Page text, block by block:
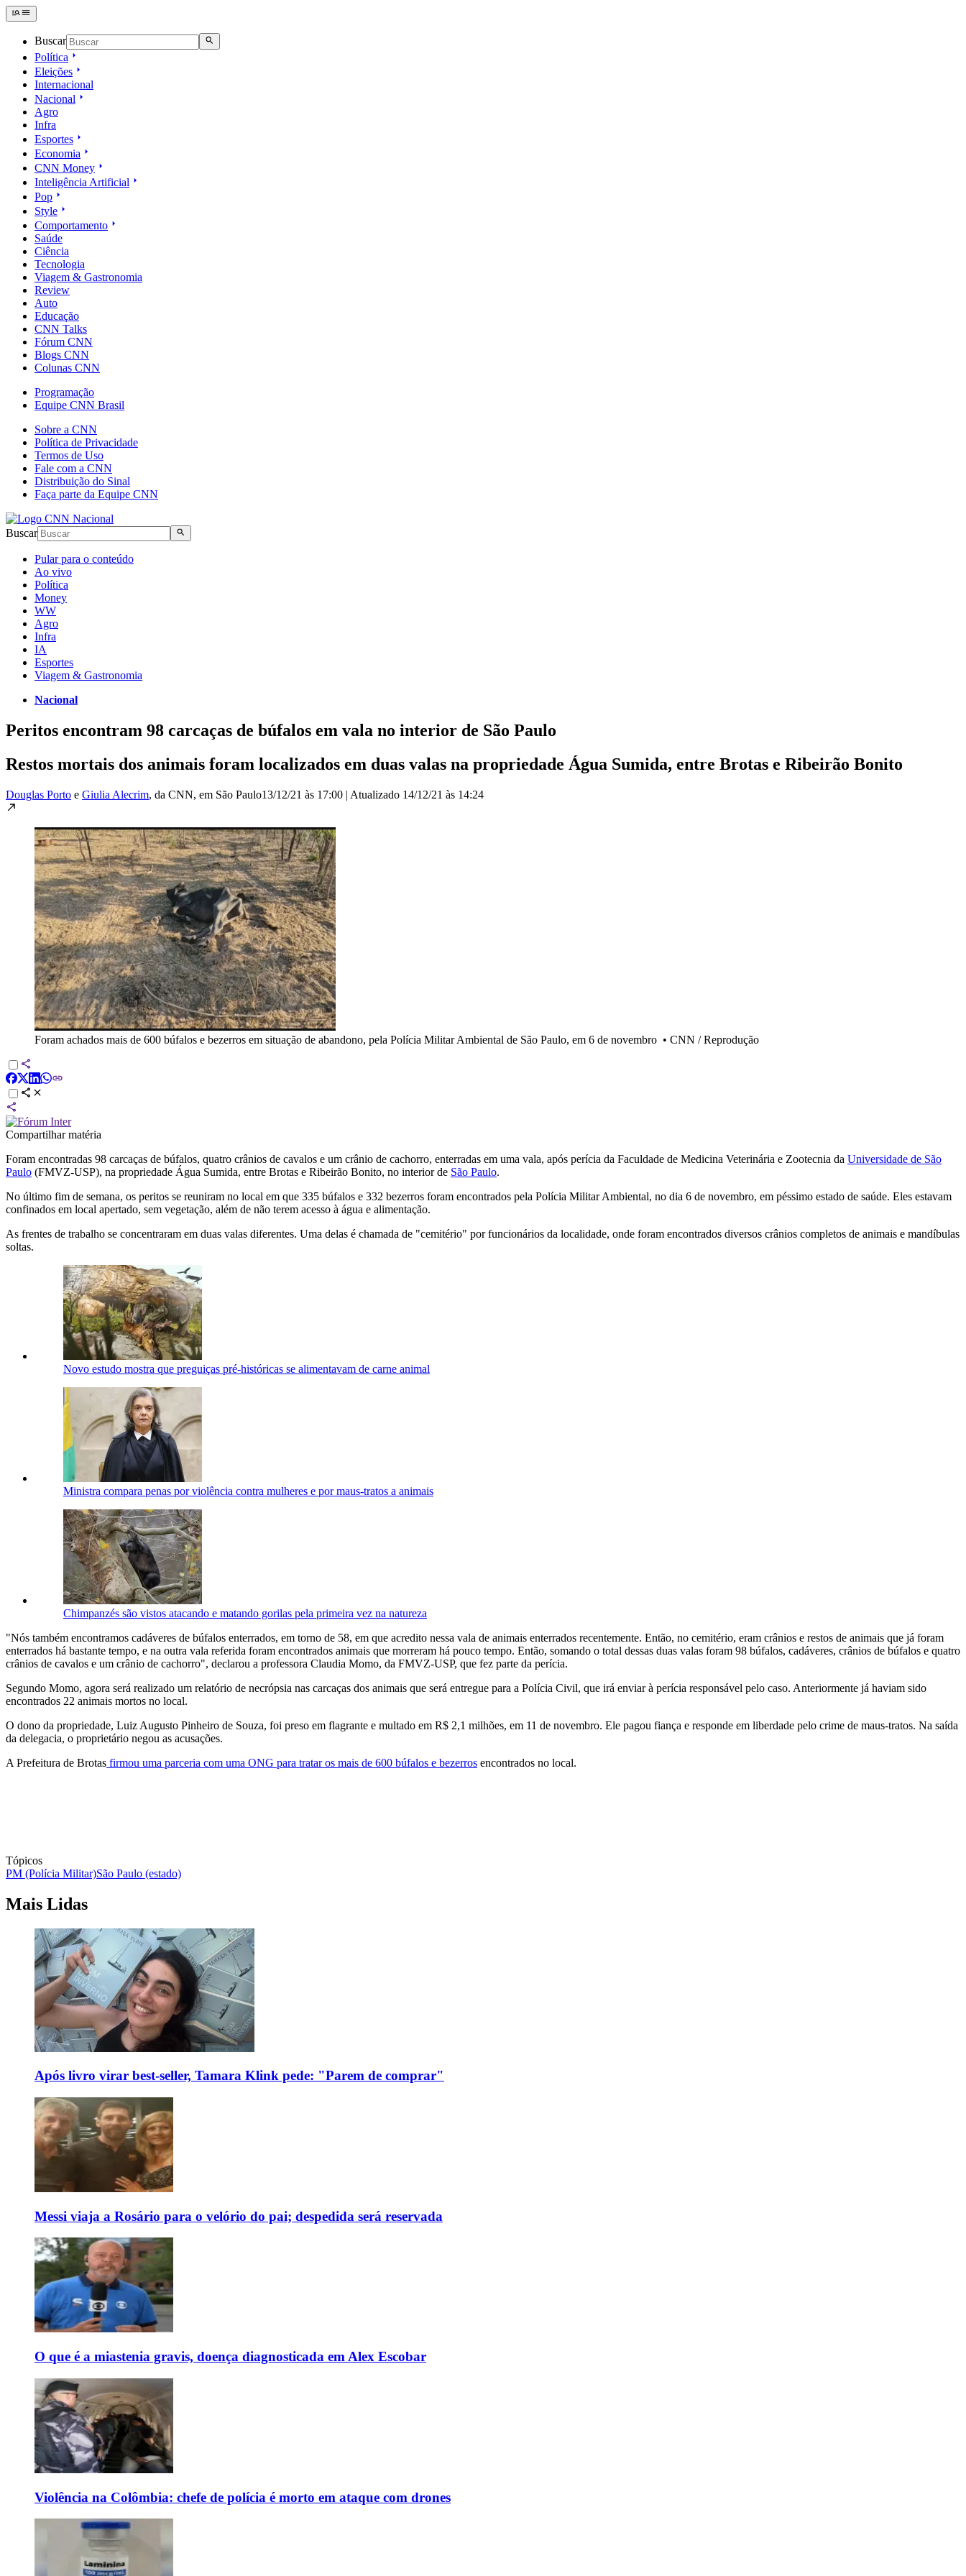
Buscar
Política
Eleições
Internacional
Nacional
Agro
Infra
Esportes
Economia
CNN Money
Inteligência Artificial
Pop
Style
Comportamento
Saúde
Ciência
Tecnologia
Viagem & Gastronomia
Review
Auto
Educação
CNN Talks
Fórum CNN
Blogs CNN
Colunas CNN
Programação
Equipe CNN Brasil
Sobre a CNN
Política de Privacidade
Termos de Uso
Fale com a CNN
Distribuição do Sinal
Faça parte da Equipe CNN
Buscar
Pular para o conteúdo
Ao vivo
Política
Money
WW
Agro
Infra
IA
Esportes
Viagem & Gastronomia
Nacional
Peritos encontram 98 carcaças de búfalos em vala no interior de São Paulo
Restos mortais dos animais foram localizados em duas valas na propriedade Água Sumida, entre Brotas e Ribeirão Bonito
Douglas Porto e Giulia Alecrim, da CNN, em São Paulo13/12/21 às 17:00 | Atualizado 14/12/21 às 14:24
Foram achados mais de 600 búfalos e bezerros em situação de abandono, pela Polícia Militar Ambiental de São Paulo, em 6 de novembro • CNN / Reprodução
Compartilhar matéria
Foram encontradas 98 carcaças de búfalos, quatro crânios de cavalos e um crânio de cachorro, enterradas em uma vala, após perícia da Faculdade de Medicina Veterinária e Zootecnia da Universidade de São
Paulo (FMVZ-USP), na propriedade Água Sumida, entre Brotas e Ribeirão Bonito, no interior de São Paulo.
No último fim de semana, os peritos se reuniram no local em que 335 búfalos e 332 bezerros foram encontrados pela Polícia Militar Ambiental, no dia 6 de novembro, em péssimo estado de saúde. Eles estavam
confinados em local apertado, sem vegetação, além de não terem acesso à água e alimentação.
As frentes de trabalho se concentraram em duas valas diferentes. Uma delas é chamada de "cemitério" por funcionários da localidade, onde foram encontrados diversos crânios completos de animais e mandíbulas
soltas.
Novo estudo mostra que preguiças pré-históricas se alimentavam de carne animal
Ministra compara penas por violência contra mulheres e por maus-tratos a animais
Chimpanzés são vistos atacando e matando gorilas pela primeira vez na natureza
"Nós também encontramos cadáveres de búfalos enterrados, em torno de 58, em que acredito nessa vala de animais enterrados recentemente. Então, no cemitério, eram crânios e restos de animais que já foram
enterrados há bastante tempo, e na outra vala referida foram encontrados animais que morreram há pouco tempo. Então, somando o total dessas duas valas foram 98 búfalos, cadáveres, crânios de búfalos e quatro
crânios de cavalos e um crânio de cachorro", declarou a professora Claudia Momo, da FMVZ-USP, que fez parte da perícia.
Segundo Momo, agora será realizado um relatório de necrópsia nas carcaças dos animais que será entregue para a Polícia Civil, que irá enviar à perícia responsável pelo caso. Anteriormente já haviam sido
encontrados 22 animais mortos no local.
O dono da propriedade, Luiz Augusto Pinheiro de Souza, foi preso em flagrante e multado em R$ 2,1 milhões, em 11 de novembro. Ele pagou fiança e responde em liberdade pelo crime de maus-tratos. Na saída
da delegacia, o proprietário negou as acusações.
A Prefeitura de Brotas firmou uma parceria com uma ONG para tratar os mais de 600 búfalos e bezerros encontrados no local.
Tópicos
PM (Polícia Militar)São Paulo (estado)
Mais Lidas
Após livro virar best-seller, Tamara Klink pede: "Parem de comprar"
Messi viaja a Rosário para o velório do pai; despedida será reservada
O que é a miastenia gravis, doença diagnosticada em Alex Escobar
Violência na Colômbia: chefe de polícia é morto em ataque com drones